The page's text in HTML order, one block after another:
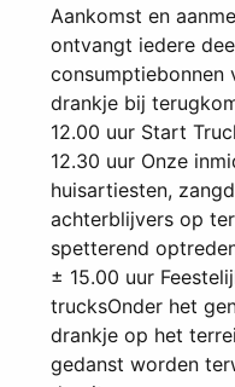
Aankomst en
ontvangt iedere
consumptiebonnen
drankje bij
12.00 uur Start
12.30 uur Onze
huisartiesten,
achterblijvers op
spetterend
± 15.00 uur
trucksOnder het
drankje op het
gedanst worden